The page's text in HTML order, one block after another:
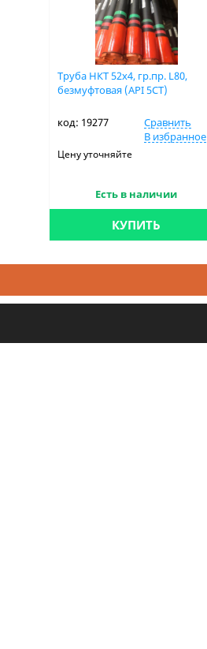
Труба НКТ 52х4, гр.пр. L80,
безмуфтовая (API 5CT)
код: 19277
Сравнить
В избранное
Цену уточняйте
Есть в наличии
КУПИТЬ